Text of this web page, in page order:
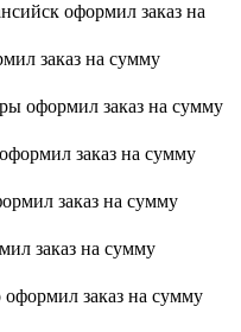
оформил заказ на
заказ на сумму
оформил заказ на сумму
заказ на сумму
заказ на сумму
заказ на сумму
заказ на сумму